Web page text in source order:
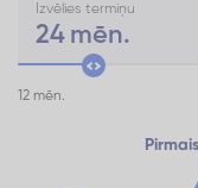
Izvēlies termiņu
24 mēn.
12 mēn.